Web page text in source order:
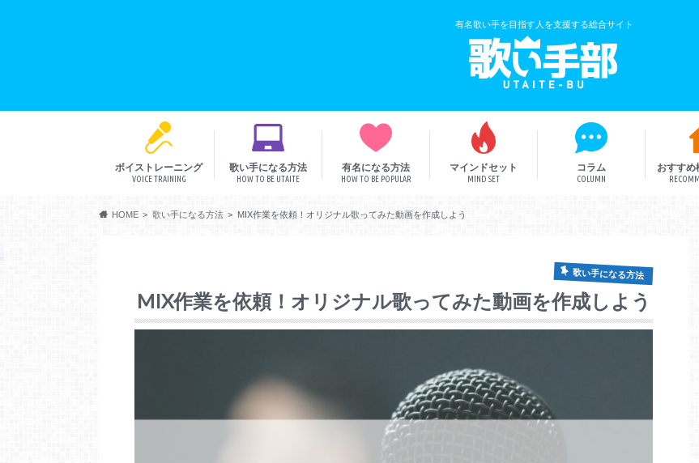
有名歌い手を目指す人を支援する総合サイト
ボイストレーニング
VOICE TRAINING
歌い手になる方法
HOW TO BE UTAITE
有名になる方法
HOW TO BE POPULAR
マインドセット
MIND SET
コラム
COLUMN
おすすめ
HOME 歌い手になる方法 MIX作業を依頼！オリジナル歌ってみた動画を作成しよう
歌い手になる方法
MIX作業を依頼！オリジナル歌ってみた動画を作成しよう